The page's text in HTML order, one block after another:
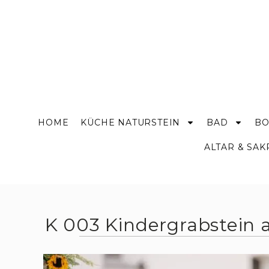
HOME KÜCHE NATURSTEIN BAD
ALTAR &
K 003 Kindergrabstein